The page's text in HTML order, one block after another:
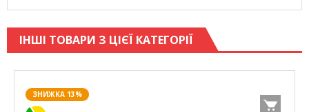
ІНШІ ТОВАРИ З ЦІЄЇ КАТЕГОРІЇ
ЗНИЖКА 13%